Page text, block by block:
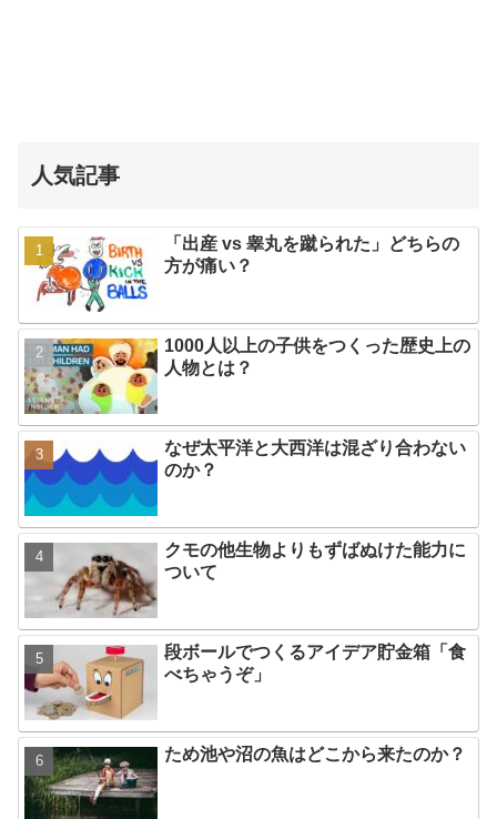
人気記事
「出産 vs 睾丸を蹴られた」どちらの
方が痛い？
1000人以上の子供をつくった歴史上の
人物とは？
なぜ太平洋と大西洋は混ざり合わない
のか？
クモの他生物よりもずばぬけた能力に
ついて
段ボールでつくるアイデア貯金箱「食
べちゃうぞ」
ため池や沼の魚はどこから来たのか？